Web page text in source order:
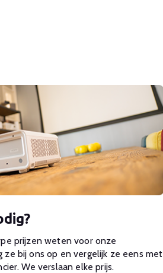
prijzen weten voor onze
ze bij ons op en vergelijk ze eens met
We verslaan elke prijs.